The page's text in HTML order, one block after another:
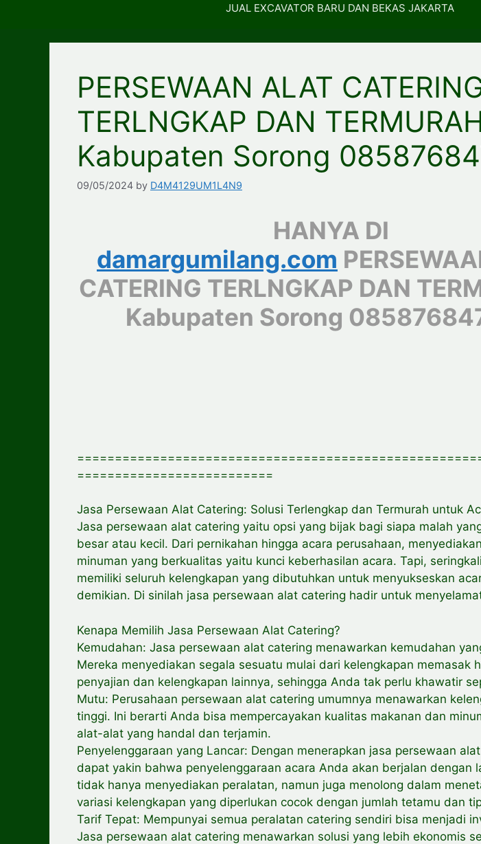
JUAL EXCAVATOR BARU DAN BEKAS JAKARTA
PERSEWAAN ALAT
TERLNGKAP DAN
Kabupaten Sorong
09/05/2024 by D4M4129UM1L4N9
HANYA DI
damargumilang.com
CATERING TERLNGKAP DAN
Kabupaten Sorong
==========================
Jasa Persewaan Alat Catering: Solusi Terlengkap dan Termurah untuk
Jasa persewaan alat catering yaitu opsi yang bijak bagi siapa malah
besar atau kecil. Dari pernikahan hingga acara perusahaan,
minuman yang berkualitas yaitu kunci keberhasilan acara. Tapi,
memiliki seluruh kelengkapan yang dibutuhkan untuk menyukseskan
demikian. Di sinilah jasa persewaan alat catering hadir untuk
Kenapa Memilih Jasa Persewaan Alat Catering?
Kemudahan: Jasa persewaan alat catering menawarkan kemudahan
Mereka menyediakan segala sesuatu mulai dari kelengkapan memasak
penyajian dan kelengkapan lainnya, sehingga Anda tak perlu khawatir
Mutu: Perusahaan persewaan alat catering umumnya menawarkan
tinggi. Ini berarti Anda bisa mempercayakan kualitas makanan dan
alat-alat yang handal dan terjamin.
Penyelenggaraan yang Lancar: Dengan menerapkan jasa persewaan
dapat yakin bahwa penyelenggaraan acara Anda akan berjalan dengan
tidak hanya menyediakan peralatan, namun juga menolong dalam
variasi kelengkapan yang diperlukan cocok dengan jumlah tetamu dan
Tarif Tepat: Mempunyai semua peralatan catering sendiri bisa menjadi
Jasa persewaan alat catering menawarkan solusi yang lebih ekonomis